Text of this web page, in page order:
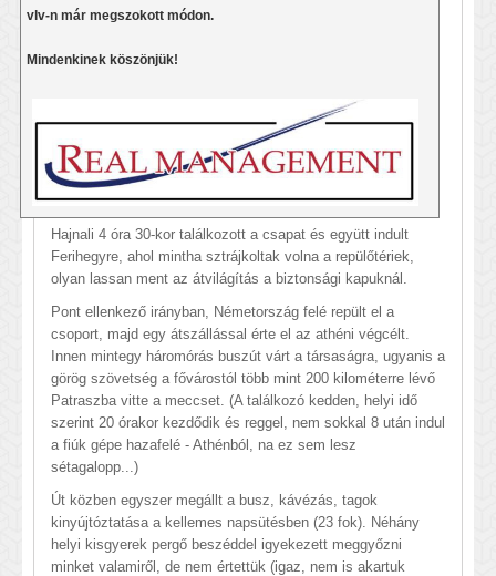
vlv-n már megszokott módon.
Mindenkinek köszönjük!
Hajnali 4 óra 30-kor találkozott a csapat és együtt indult
Ferihegyre, ahol mintha sztrájkoltak volna a repülőtériek,
olyan lassan ment az átvilágítás a biztonsági kapuknál.
Pont ellenkező irányban, Németország felé repült el a
csoport, majd egy átszállással érte el az athéni végcélt.
Innen mintegy háromórás buszút várt a társaságra, ugyanis a
görög szövetség a fővárostól több mint 200 kilométerre lévő
Patraszba vitte a meccset. (A találkozó kedden, helyi idő
szerint 20 órakor kezdődik és reggel, nem sokkal 8 után indul
a fiúk gépe hazafelé - Athénból, na ez sem lesz
sétagalopp...)
Út közben egyszer megállt a busz, kávézás, tagok
kinyújtóztatása a kellemes napsütésben (23 fok). Néhány
helyi kisgyerek pergő beszéddel igyekezett meggyőzni
minket valamiről, de nem értettük (igaz, nem is akartuk